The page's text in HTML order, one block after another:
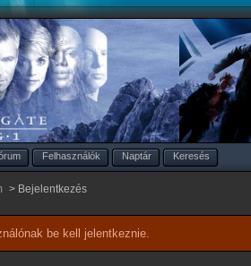
Felhasználók Naptár Keresés
> Bejelentkezés
be kell jelentkeznie.